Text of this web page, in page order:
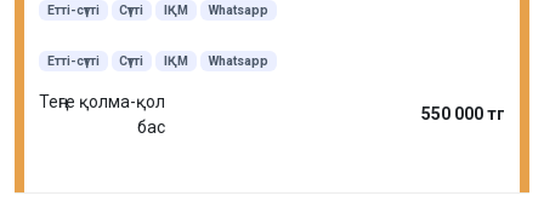
Етті-сүтті Сүтті ІҚМ Whatsapp
Етті-сүтті Сүтті ІҚМ Whatsapp
Теңге қолма-қол
бас
550 000 тг